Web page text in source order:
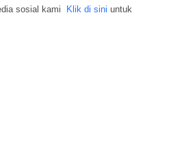
sosial kami
Klik di sini untuk